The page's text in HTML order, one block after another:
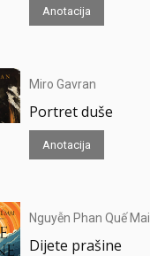
Anotacija
Miro Gavran
Portret duše
Anotacija
Nguyễn Phan Quế Mai
Dijete prašine